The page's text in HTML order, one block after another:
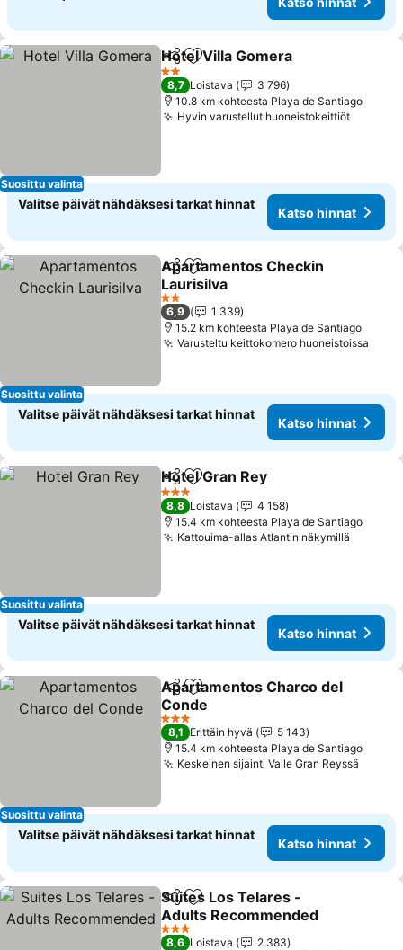
Suosittu valinta
Jaa Lisää suosikkeihin
Hotel Villa Gomera
2 Tähtiluokitus
8,7 Loistava
3 796
10.8 km kohteesta Playa de Santiago
Hyvin varustellut huoneistokeittiöt
Valitse päivät nähdäksesi tarkat hinnat
Katso hinnat
Suosittu valinta
Jaa Lisää suosikkeihin
Apartamentos Checkin
Laurisilva
2 Tähtiluokitus
6,9
1 339
15.2 km kohteesta Playa de Santiago
Varusteltu keittokomero huoneistoissa
Valitse päivät nähdäksesi tarkat hinnat
Katso hinnat
Suosittu valinta
Jaa Lisää suosikkeihin
Hotel Gran Rey
3 Tähtiluokitus
8,8 Loistava
4 158
15.4 km kohteesta Playa de Santiago
Kattouima-allas Atlantin näkymillä
Valitse päivät nähdäksesi tarkat hinnat
Katso hinnat
Suosittu valinta
Jaa Lisää suosikkeihin
Apartamentos Charco del
Conde
3 Tähtiluokitus
8,1 Erittäin hyvä
5 143
15.4 km kohteesta Playa de Santiago
Keskeinen sijainti Valle Gran Reyssä
Valitse päivät nähdäksesi tarkat hinnat
Katso hinnat
Jaa Lisää suosikkeihin
Suites Los Telares -
Adults Recommended
3 Tähtiluokitus
8,6 Loistava
2 383